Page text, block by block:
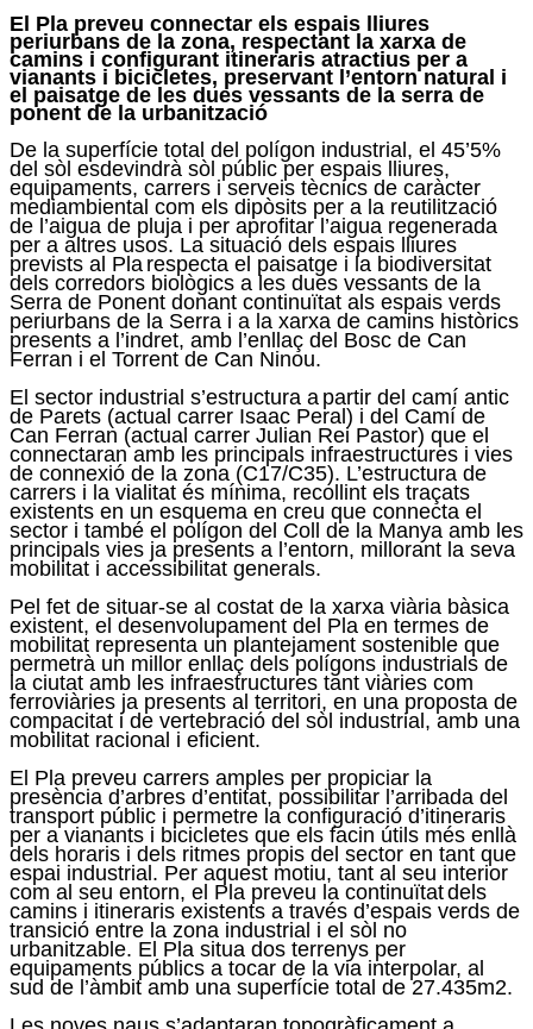
El Pla preveu connectar els espais lliures
periurbans de la zona, respectant la xarxa de
camins i configurant itineraris atractius per a
vianants i bicicletes, preservant l’entorn natural i
el paisatge de les dues vessants de la serra de
ponent de la urbanització
De la superfície total del polígon industrial, el 45’5%
del sòl esdevindrà sòl públic per espais lliures,
equipaments, carrers i serveis tècnics de caràcter
mediambiental com els dipòsits per a la reutilització
de l’aigua de pluja i per aprofitar l’aigua regenerada
per a altres usos. La situació dels espais lliures
prevists al Pla respecta el paisatge i la biodiversitat
dels corredors biològics a les dues vessants de la
Serra de Ponent donant continuïtat als espais verds
periurbans de la Serra i a la xarxa de camins històrics
presents a l’indret, amb l’enllaç del Bosc de Can
Ferran i el Torrent de Can Ninou.
El sector industrial s’estructura a partir del camí antic
de Parets (actual carrer Isaac Peral) i del Camí de
Can Ferran (actual carrer Julian Rei Pastor) que el
connectaran amb les principals infraestructures i vies
de connexió de la zona (C17/C35). L’estructura de
carrers i la vialitat és mínima, recollint els traçats
existents en un esquema en creu que connecta el
sector i també el polígon del Coll de la Manya amb les
principals vies ja presents a l’entorn, millorant la seva
mobilitat i accessibilitat generals.
Pel fet de situar-se al costat de la xarxa viària bàsica
existent, el desenvolupament del Pla en termes de
mobilitat representa un plantejament sostenible que
permetrà un millor enllaç dels polígons industrials de
la ciutat amb les infraestructures tant viàries com
ferroviàries ja presents al territori, en una proposta de
compacitat i de vertebració del sòl industrial, amb una
mobilitat racional i eficient.
El Pla preveu carrers amples per propiciar la
presència d’arbres d’entitat, possibilitar l’arribada del
transport públic i permetre la configuració d’itineraris
per a vianants i bicicletes que els facin útils més enllà
dels horaris i dels ritmes propis del sector en tant que
espai industrial. Per aquest motiu, tant al seu interior
com al seu entorn, el Pla preveu la continuïtatdels
camins i itineraris existents a través d’espais verds de
transició entre la zona industrial i el sòl no
urbanitzable. El Pla situa dos terrenys per
equipaments públics a tocar de la via interpolar, al
sud de l’àmbit amb una superfície total de 27.435m2.